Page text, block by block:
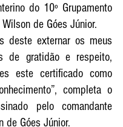
do 10º Grupamento
de Góes Júnior.
deste externar os meus
de gratidão e respeito,
este certificado como
completa o
pelo comandante
de Góes Júnior.